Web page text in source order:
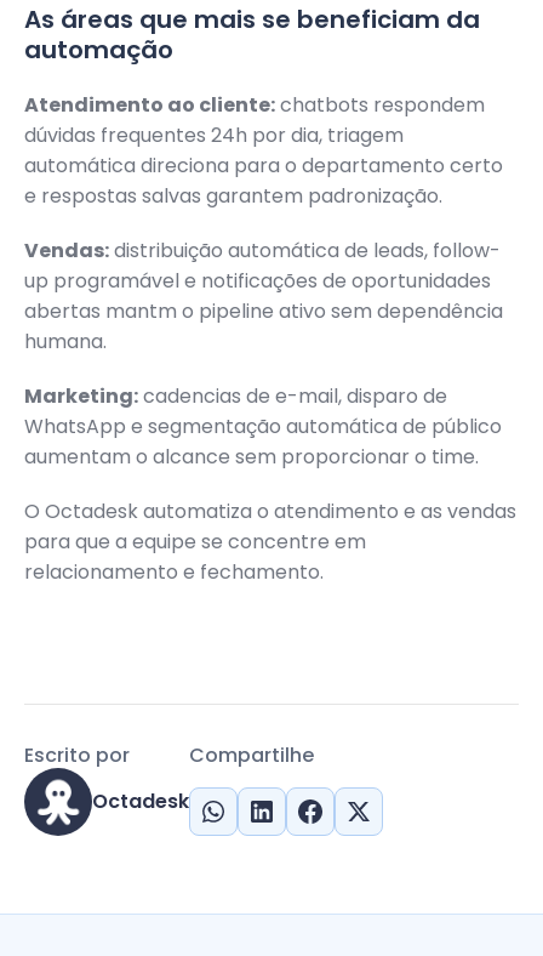
As áreas que mais se beneficiam da
automação
Atendimento ao cliente:chatbots respondem
dúvidas frequentes 24h por dia, triagem
automática direciona para o departamento certo
e respostas salvas garantem padronização.
Vendas:distribuição automática de leads, follow-
up programável e notificações de oportunidades
abertas mantm o pipeline ativo sem dependência
humana.
Marketing:cadencias de e-mail, disparo de
WhatsApp e segmentação automática de público
aumentam o alcance sem proporcionar o time.
O Octadesk automatiza o atendimento e as vendas
para que a equipe se concentre em
relacionamento e fechamento.
Compartilhe
Escrito por
Octadesk